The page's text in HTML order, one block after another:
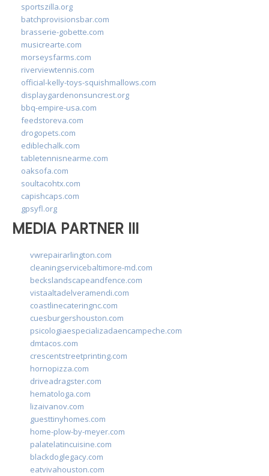
sportszilla.org
batchprovisionsbar.com
brasserie-gobette.com
musicrearte.com
morseysfarms.com
riverviewtennis.com
official-kelly-toys-squishmallows.com
displaygardenonsuncrest.org
bbq-empire-usa.com
feedstoreva.com
drogopets.com
ediblechalk.com
tabletennisnearme.com
oaksofa.com
soultacohtx.com
capishcaps.com
gpsyfl.org
MEDIA PARTNER III
vwrepairarlington.com
cleaningservicebaltimore-md.com
beckslandscapeandfence.com
vistaaltadelveramendi.com
coastlinecateringnc.com
cuesburgershouston.com
psicologiaespecializadaencampeche.com
dmtacos.com
crescentstreetprinting.com
hornopizza.com
driveadragster.com
hematologa.com
lizaivanov.com
guesttinyhomes.com
home-plow-by-meyer.com
palatelatincuisine.com
blackdoglegacy.com
eatvivahouston.com